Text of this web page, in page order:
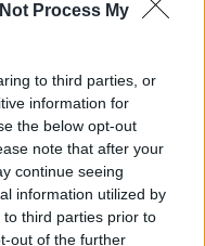
Process My
to third parties, or
information for
the below opt-out
note that after your
continue seeing
information utilized by
third parties prior to
out of the further